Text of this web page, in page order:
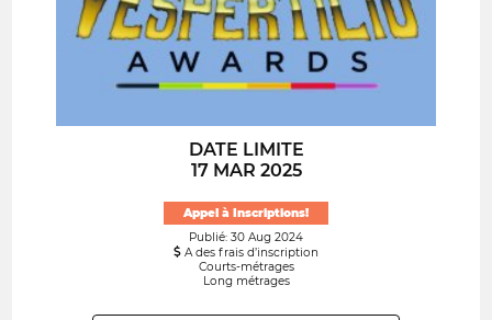
DATE LIMITE
17 MAR 2025
Appel à Inscriptions!
Publié: 30 Aug 2024
A des frais d’inscription
Courts-métrages
Long métrages